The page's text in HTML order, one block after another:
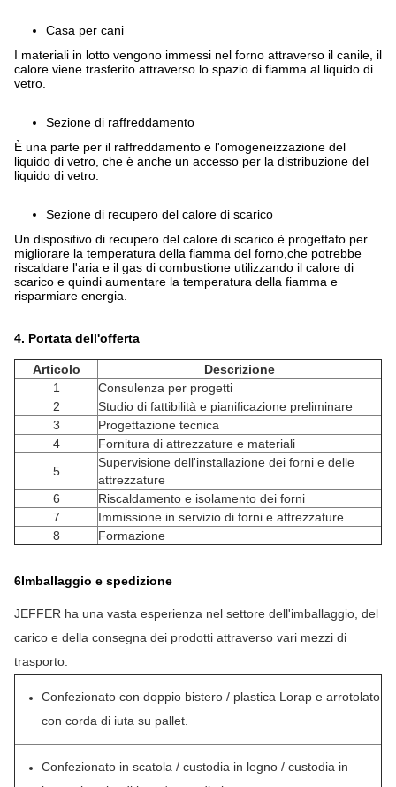
Casa per cani
I materiali in lotto vengono immessi nel forno attraverso il canile, il
calore viene trasferito attraverso lo spazio di fiamma al liquido di
vetro.
Sezione di raffreddamento
È una parte per il raffreddamento e l'omogeneizzazione del
liquido di vetro, che è anche un accesso per la distribuzione del
liquido di vetro.
Sezione di recupero del calore di scarico
Un dispositivo di recupero del calore di scarico è progettato per
migliorare la temperatura della fiamma del forno,che potrebbe
riscaldare l'aria e il gas di combustione utilizzando il calore di
scarico e quindi aumentare la temperatura della fiamma e
risparmiare energia.
4. Portata dell'offerta
Articolo
Descrizione
1
Consulenza per progetti
2
Studio di fattibilità e pianificazione preliminare
3
Progettazione tecnica
4
Fornitura di attrezzature e materiali
5
Supervisione dell'installazione dei forni e delle
attrezzature
6
Riscaldamento e isolamento dei forni
7
Immissione in servizio di forni e attrezzature
8
Formazione
6Imballaggio e spedizione
JEFFER ha una vasta esperienza nel settore dell'imballaggio, del
carico e della consegna dei prodotti attraverso vari mezzi di
trasporto.
Confezionato con doppio bistero / plastica Lorap e arrotolato
con corda di iuta su pallet.
Confezionato in scatola / custodia in legno / custodia in